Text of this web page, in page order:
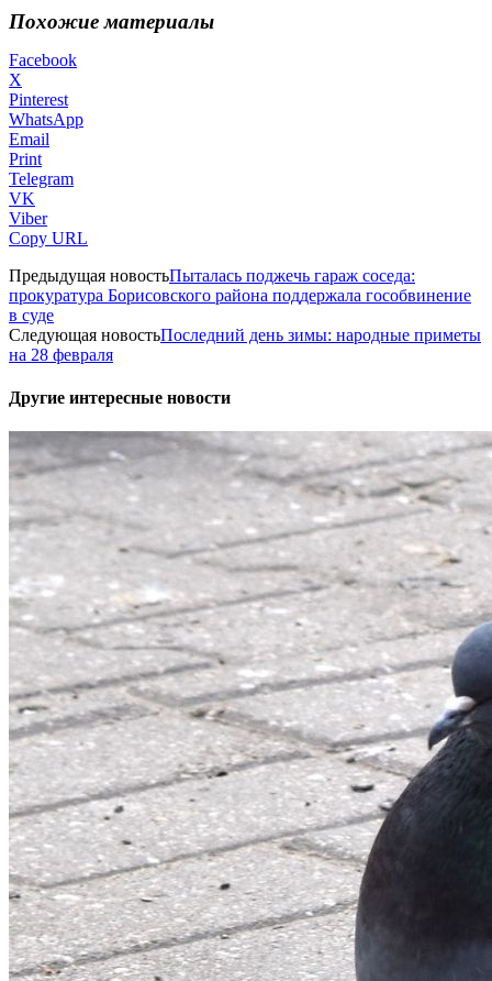
Похожие материалы
Facebook
X
Pinterest
WhatsApp
Email
Print
Telegram
VK
Viber
Copy URL
Предыдущая новостьПыталась поджечь гараж соседа:
прокуратура Борисовского района поддержала гособвинение
в суде
Следующая новостьПоследний день зимы: народные приметы
на 28 февраля
Другие интересные новости